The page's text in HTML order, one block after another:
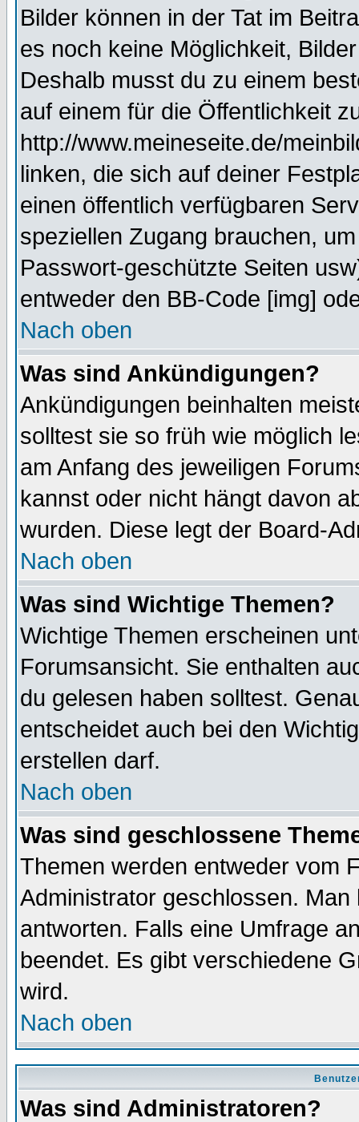
Bilder können in der Tat im
es noch keine Möglichkeit,
Deshalb musst du zu einem
auf einem für die Öffentlichkeit
http://www.meineseite.de/
linken, die sich auf deiner
einen öffentlich verfügbaren
speziellen Zugang brauchen,
Passwort-geschützte Seiten
entweder den BB-Code [img]
Nach oben
Was sind Ankündigungen?
Ankündigungen beinhalten
solltest sie so früh wie möglich
am Anfang des jeweiligen
kannst oder nicht hängt davon
wurden. Diese legt der Board-
Nach oben
Was sind Wichtige Themen?
Wichtige Themen erscheinen
Forumsansicht. Sie enthalten
du gelesen haben solltest.
entscheidet auch bei den
erstellen darf.
Nach oben
Was sind geschlossene
Themen werden entweder vom
Administrator geschlossen.
antworten. Falls eine Umfrage
beendet. Es gibt verschiedene
wird.
Nach oben
Was sind Administratoren?